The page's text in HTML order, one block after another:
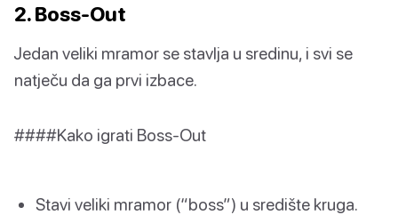
2. Boss-Out
Jedan veliki mramor se stavlja u sredinu, i svi se
natječu da ga prvi izbace.
####Kako igrati Boss-Out
Stavi veliki mramor (“boss”) u središte kruga.